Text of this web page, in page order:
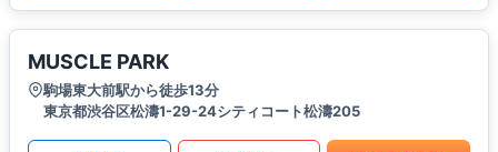
MUSCLE PARK
駒場東大前駅から徒歩13分
東京都渋谷区松濤1-29-24シティコート松濤205